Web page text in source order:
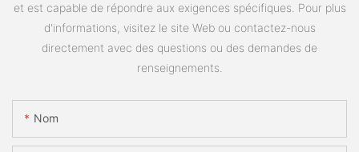
et est capable de répondre aux exigences spécifiques. Pour plus
d'informations, visitez le site Web ou contactez-nous
directement avec des questions ou des demandes de
renseignements.
Nom